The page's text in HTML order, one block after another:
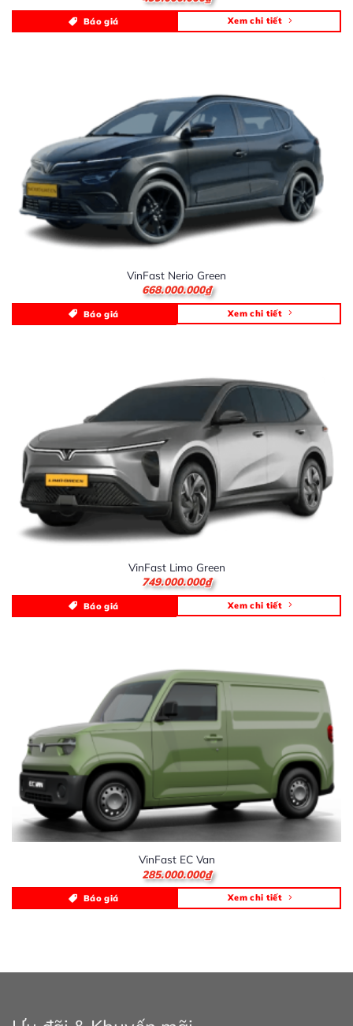
Báo giá Xem chi tiết
VinFast Nerio Green
668.000.000₫
Báo giá Xem chi tiết
VinFast Limo Green
749.000.000₫
Báo giá Xem chi tiết
VinFast EC Van
285.000.000₫
Báo giá Xem chi tiết